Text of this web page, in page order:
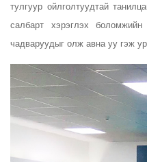
тулгуур ойлголтуудтай
салбарт хэрэглэх
чадваруудыг олж авна уу гэж